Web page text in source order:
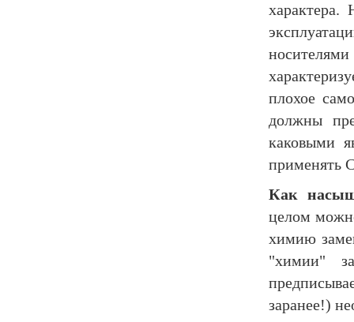
плохое
должны
каковыми
применять
Как
целом
химию
"химии"
заранее!)